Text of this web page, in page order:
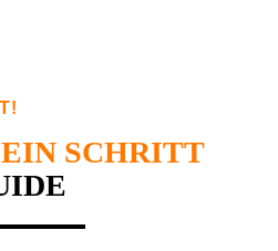
EIN SCHRITT